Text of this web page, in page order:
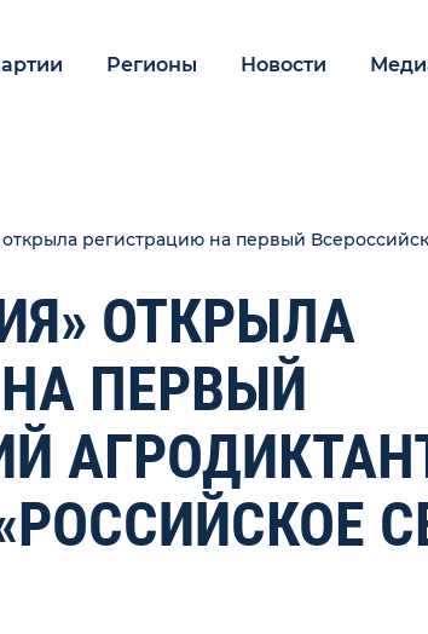
Регионы Новости
регистрацию на первый
ОТКРЫЛА
ПЕРВЫЙ